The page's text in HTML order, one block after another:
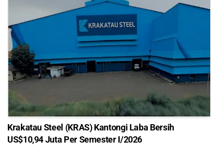
Krakatau Steel (KRAS) Kantongi Laba Bersih
US$10,94 Juta Per Semester I/2026